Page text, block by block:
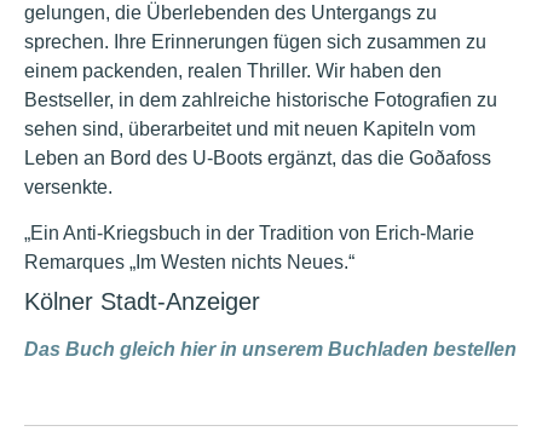
gelungen, die Überlebenden des Untergangs zu
sprechen. Ihre Erinnerungen fügen sich zusammen zu
einem packenden, realen Thriller. Wir haben den
Bestseller, in dem zahlreiche historische Fotografien zu
sehen sind, überarbeitet und mit neuen Kapiteln vom
Leben an Bord des U-Boots ergänzt, das die Goðafoss
versenkte.
„Ein Anti-Kriegsbuch in der Tradition von Erich-Marie
Remarques „Im Westen nichts Neues.“
Kölner Stadt-Anzeiger
Das Buch gleich hier in unserem Buchladen bestellen